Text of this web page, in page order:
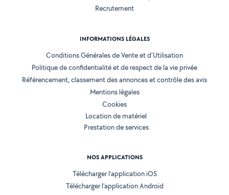
Recrutement
INFORMATIONS LÉGALES
Conditions Générales de Vente et d'Utilisation
Politique de confidentialité et de respect de la vie privée
Référencement, classement des annonces et contrôle des avis
Mentions légales
Cookies
Location de matériel
Prestation de services
NOS APPLICATIONS
Télécharger l’application iOS
Télécharger l’application Android